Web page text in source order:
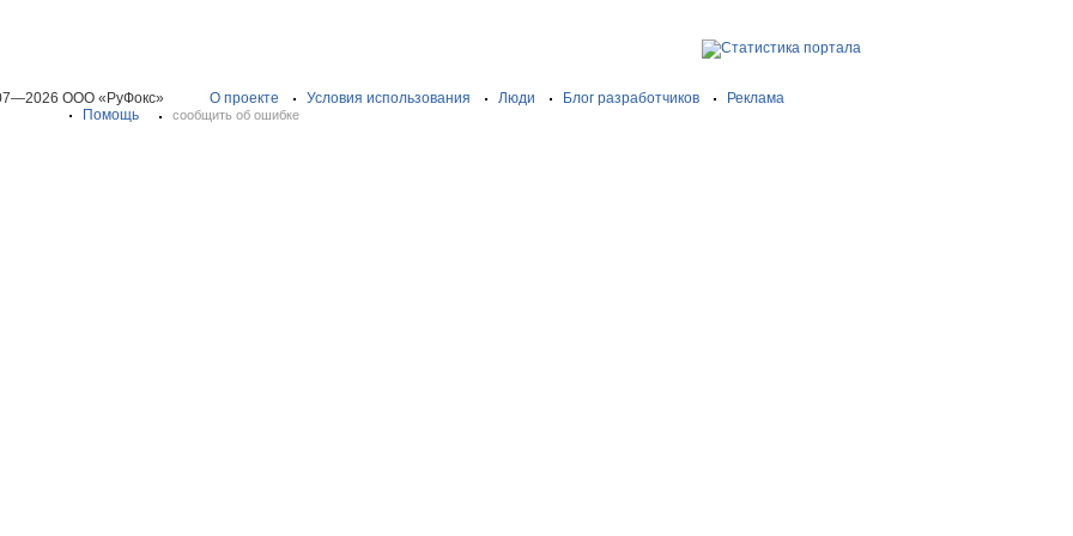
ООО «РуФокс» О проекте Условия использования Люди Блог разработчиков
Реклама
Помощь
сообщить об ошибке